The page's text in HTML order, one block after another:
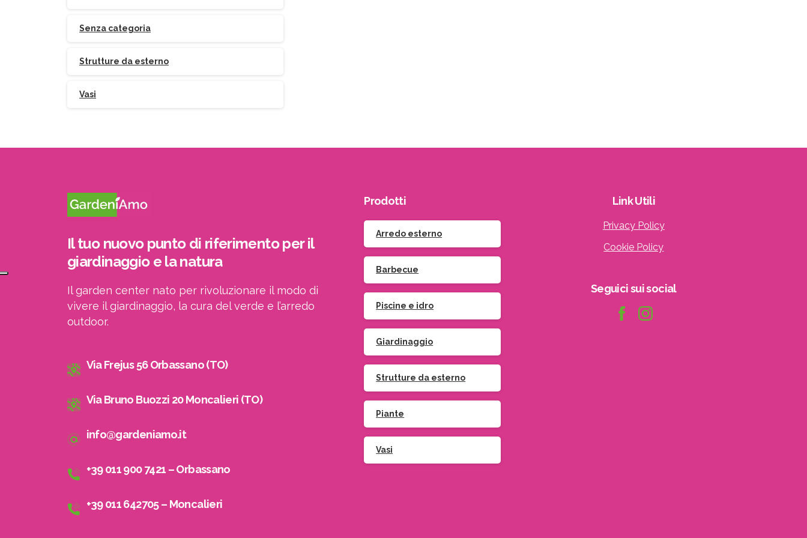
Senza categoria
Strutture da esterno
Vasi
Il tuo nuovo punto di riferimento per il
giardinaggio e la natura
Il garden center nato per rivoluzionare il modo di
vivere il giardinaggio, la cura del verde e l’arredo
outdoor.
Via Frejus 56 Orbassano (TO)
Via Bruno Buozzi 20 Moncalieri (TO)
info@gardeniamo.it
+39 011 900 7421 – Orbassano
+39 011 642705 – Moncalieri
Prodotti
Arredo esterno
Barbecue
Piscine e idro
Giardinaggio
Strutture da esterno
Piante
Vasi
LinkUtili
Privacy Policy
Cookie Policy
Seguicisuisocial